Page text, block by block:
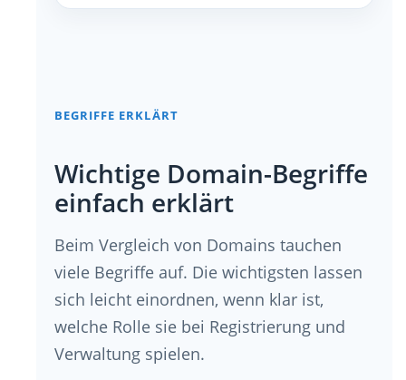
BEGRIFFE ERKLÄRT
Wichtige Domain-Begriffe
einfach erklärt
Beim Vergleich von Domains tauchen
viele Begriffe auf. Die wichtigsten lassen
sich leicht einordnen, wenn klar ist,
welche Rolle sie bei Registrierung und
Verwaltung spielen.